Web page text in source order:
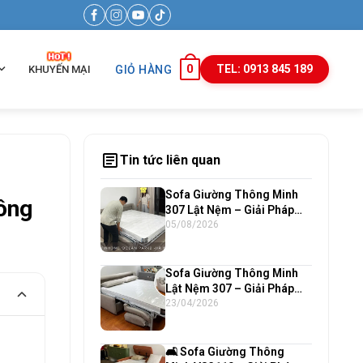
KHUYẾN MẠI GIỎ HÀNG 0 TEL: 0913 845 189
articleTin tức liên quan
Sofa Giường Thông Minh
307 Lật Nệm – Giải Pháp
Nội Thất Cao Cấp Cho Căn
05/08/2026
Sofa Giường Thông Minh
Lật Nệm 307 – Giải Pháp
Hoàn Hảo Cho Căn Hộ Hiện
23/04/2026
🛋️ Sofa Giường Thông